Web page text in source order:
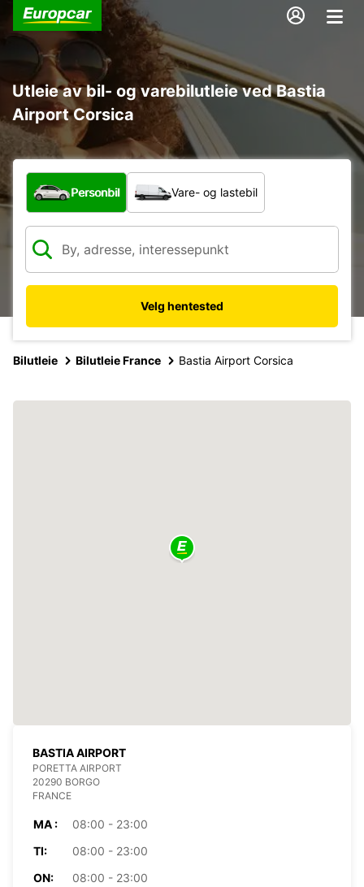
Utleie av bil- og varebilutleie ved Bastia
Airport Corsica
Hvilken type bil?
Personbil Vare- og lastebil
Velg hentested
Bilutleie Bilutleie France Bastia Airport Corsica
BASTIA AIRPORT
PORETTA AIRPORT
20290 BORGO
FRANCE
MA :
08:00 - 23:00
TI:
08:00 - 23:00
ON:
08:00 - 23:00